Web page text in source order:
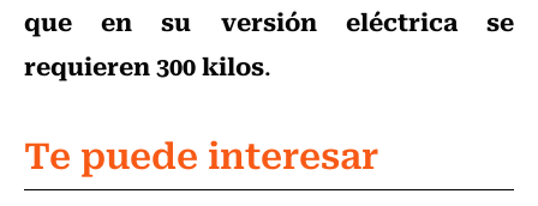
que en su versión eléctrica se
requieren 300 kilos.
Te puede interesar